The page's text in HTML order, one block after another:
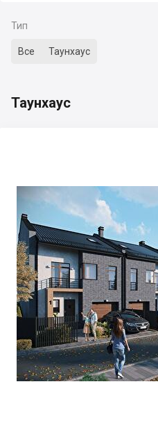
Тип
Все Таунхаус
Таунхаус